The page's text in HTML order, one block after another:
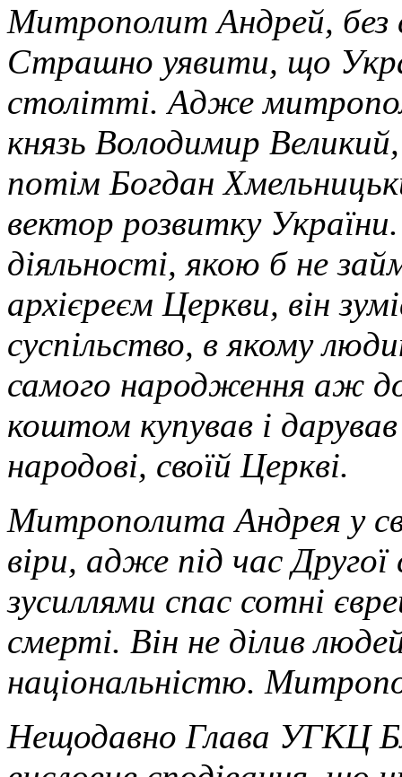
Митрополит Андрей, без
Страшно уявити, що
столітті. Адже
князь Володимир
потім Богдан
вектор розвитку
діяльності, якою б не
архієреєм Церкви, він
суспільство, в якому
самого народження аж
коштом купував і
народові, своїй Церкві.
Митрополита Андрея у
віри, адже під час Другої
зусиллями спас сотні
смерті. Він не ділив
національністю.
Нещодавно Глава УГКЦ